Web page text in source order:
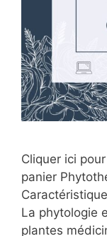
Cliquer ici
panier
La phytologie
plantes